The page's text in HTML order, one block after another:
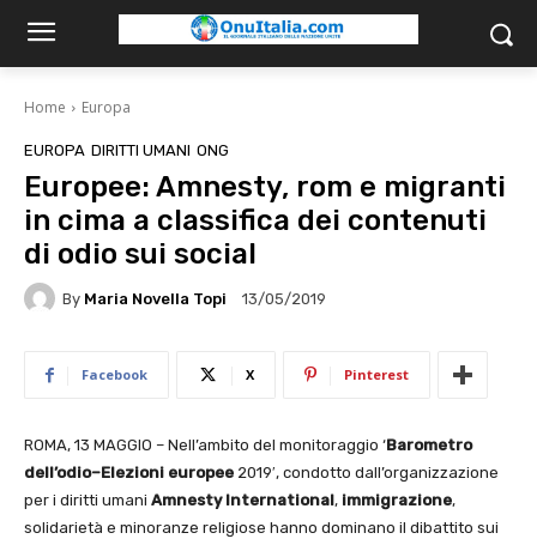
Home Europa
EUROPA DIRITTI UMANI ONG
Europee: Amnesty, rom e migranti
in cima a classifica dei contenuti
di odio sui social
By Maria Novella Topi 13/05/2019
Facebook X Pinterest
ROMA, 13 MAGGIO – Nell’ambito del monitoraggio ‘Barometro
dell’odio–Elezioni europee 2019′, condotto dall’organizzazione
per i diritti umani Amnesty International, immigrazione,
solidarietà e minoranze religiose hanno dominano il dibattito sui